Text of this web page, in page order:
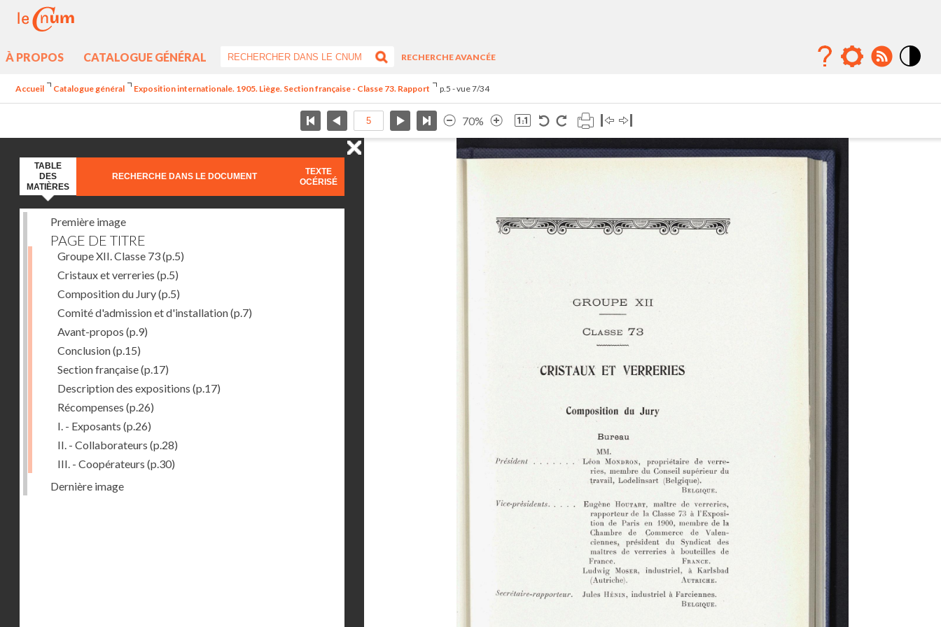
À PROPOS CATALOGUE GÉNÉRAL
RECHERCHE AVANCÉE
Accueil Catalogue général Exposition internationale. 1905. Liège. Section française - Classe 73. Rapport p.5 - vue 7/34
70%
TABLE
DES
MATIÈRES
RECHERCHE DANS LE DOCUMENT
TEXTE
OCÉRISÉ
Première image
PAGE DE TITRE
Groupe XII. Classe 73(p.5)
Cristaux et verreries (p.5)
Composition du Jury(p.5)
Comité d'admission et d'installation(p.7)
Avant-propos (p.9)
Conclusion(p.15)
Section française(p.17)
Description des expositions (p.17)
Récompenses (p.26)
I. - Exposants (p.26)
II. - Collaborateurs (p.28)
III. - Coopérateurs (p.30)
Dernière image